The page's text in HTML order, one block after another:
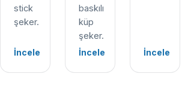
stick
şeker.
İncele
baskılı
küp
şeker.
İncele
İncele